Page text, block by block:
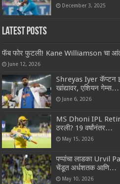
December 3, 2025
Latest Posts
फॅब फोर फुटली! Kane Williamson चा
June 12, 2026
Shreyas Iyer कॅप्टन
खांद्यावर, एशियन गेम्स…
June 6, 2026
MS Dhoni IPL
ठरली? 19 वर्षांनंतर…
May 15, 2026
पप्पांचा लाडका Urvil
चेंडूत अर्धशतक आणि…
May 10, 2026